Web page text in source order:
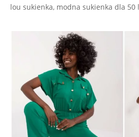
lou sukienka, modna sukienka dla 50